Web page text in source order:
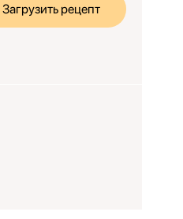
Загрузить рецепт